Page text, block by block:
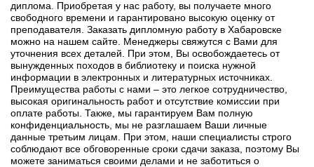
свободного времени и гарантировано высокую оценку от
преподавателя. Заказать дипломную работу в Хабаровске
можно на нашем сайте. Менеджеры свяжутся с Вами для
уточнения всех деталей. При этом, Вы освобождаетесь от
вынужденных походов в библиотеку и поиска нужной
информации в электронных и литературных источниках.
Преимущества работы с нами – это легкое сотрудничество,
высокая оригинальность работ и отсутствие комиссии при
оплате работы. Также, мы гарантируем Вам полную
конфиденциальность, мы не разглашаем Ваши личные
данные третьим лицам. При этом, наши специалисты строго
соблюдают все обговоренные сроки сдачи заказа, поэтому Вы
можете заниматься своими делами и не заботиться о
выполнении дипломной работы.